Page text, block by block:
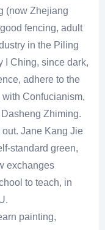
(now Zhejiang
fencing, adult
in the Piling
I Ching, since dark,
adhere to the
Confucianism,
Zhiming.
Jane Kang Jie
standard green,
exchanges
to teach, in
painting,